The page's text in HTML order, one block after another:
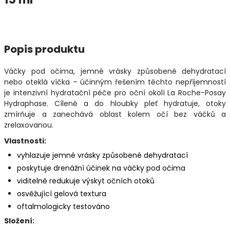
Popis produktu
Váčky pod očima, jemné vrásky způsobené dehydratací
nebo oteklá víčka – účinným řešením těchto nepříjemností
je intenzivní hydratační péče pro oční okolí La Roche-Posay
Hydraphase. Cíleně a do hloubky pleť hydratuje, otoky
zmírňuje a zanechává oblast kolem očí bez váčků a
zrelaxovanou.
Vlastnosti:
vyhlazuje jemné vrásky způsobené dehydratací
poskytuje drenážní účinek na váčky pod očima
viditelně redukuje výskyt očních otoků
osvěžující gelová textura
oftalmologicky testováno
Složení: